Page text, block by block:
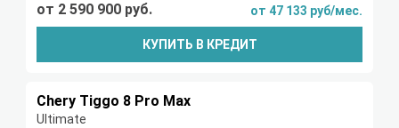
от 2 590 900 руб. от 47 133 руб/мес.
КУПИТЬ В КРЕДИТ
Chery Tiggo 8 Pro Max
Ultimate